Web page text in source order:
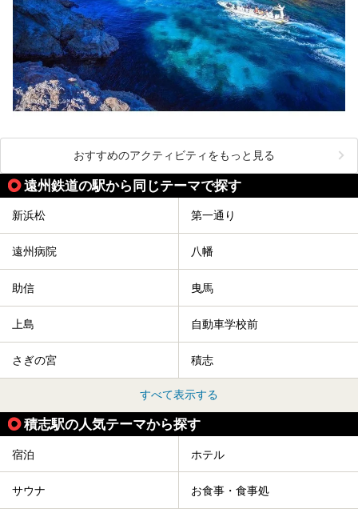
おすすめのアクティビティをもっと見る
遠州鉄道の駅から同じテーマで探す
新浜松 第一通り
遠州病院 八幡
助信 曳馬
上島 自動車学校前
さぎの宮 積志
すべて表示する
積志駅の人気テーマから探す
宿泊 ホテル
サウナ お食事・食事処